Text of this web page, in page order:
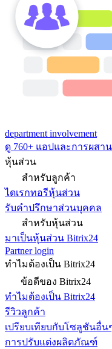
department involvement
ดู 760+ แอปและการผสา
หุ้นส่วน
สำหรับลูกค้า
ไดเรกทอรีหุ้นส่วน
รับคำปรึกษาส่วนบุคคล
สำหรับหุ้นส่วน
มาเป็นหุ้นส่วน Bitrix24
Partner login
ทำไมต้องเป็น Bitrix24
ข้อดีของ Bitrix24
ทำไมต้องเป็น Bitrix24
รีวิวลูกค้า
เปรียบเทียบกับโซลูชันอื่น
การปรับแต่งผลิตภัณฑ์